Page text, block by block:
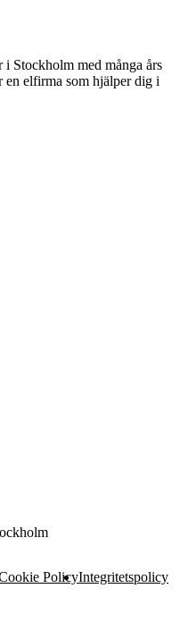
Stockholm med många års
en elfirma som hjälper dig i
PolicyIntegritetspolicy